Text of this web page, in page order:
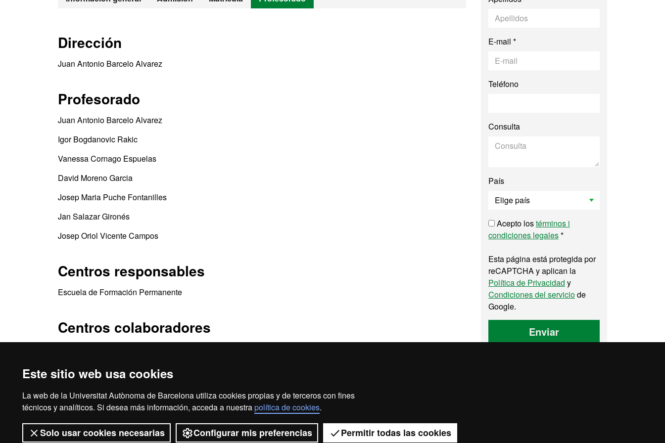
Este sitio web usa cookies
La web de la Universitat Autònoma de Barcelona utiliza cookies propias y de terceros con fines
técnicos y analíticos. Si desea más información, acceda a nuestrapolítica de cookies.
Solo usar cookies necesarias Configurar mis preferencias Permitir todas las cookies
Dirección
Juan Antonio Barcelo Alvarez
Profesorado
Juan Antonio Barcelo Alvarez
Igor Bogdanovic Rakic
Vanessa Cornago Espuelas
David Moreno Garcia
Josep Maria Puche Fontanilles
Jan Salazar Gironés
Josep Oriol Vicente Campos
Centros responsables
Escuela de Formación Permanente
Centros colaboradores
E-mail *
Teléfono
Consulta
País
Acepto lostérminos i
condiciones legales*
Esta página está protegida por
reCAPTCHA y aplican la
Política de Privacidad y
Condiciones del serviciode
Google.
Enviar
Inicio Aviso legal Protección de datos Sobre el web
2026 Universitat Autònoma de Barcelona